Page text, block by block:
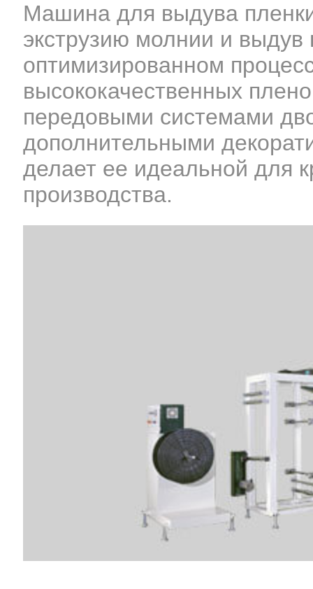
Машина для выдува
экструзию молнии и выдув
оптимизированном
высококачественных
передовыми системами
дополнительными
делает ее идеальной для
производства.